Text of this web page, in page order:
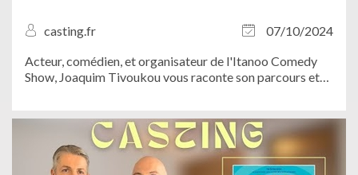
casting.fr
07/10/2024
Acteur, comédien, et organisateur de l'Itanoo Comedy
Show, Joaquim Tivoukou vous raconte son parcours et
venez assister à un show réinventé, plein de...